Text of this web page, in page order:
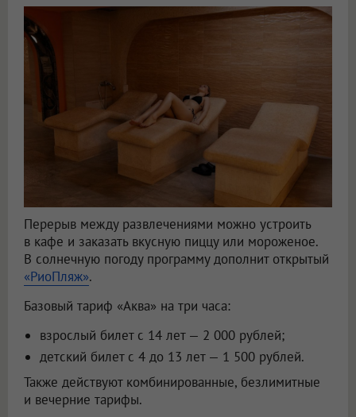
Перерыв между развлечениями можно устроить
в кафе и заказать вкусную пиццу или мороженое.
В солнечную погоду программу дополнит открытый
«РиоПляж».
Базовый тариф «Аква» на три часа:
взрослый билет с 14 лет — 2 000 рублей;
детский билет с 4 до 13 лет — 1 500 рублей.
Также действуют комбинированные, безлимитные
и вечерние тарифы.